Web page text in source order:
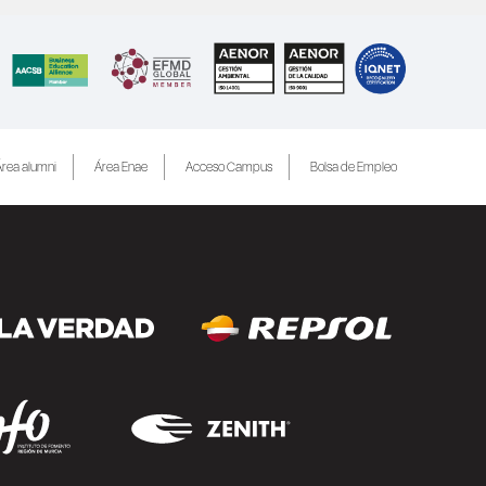
alumni Área Enae Acceso Campus Bolsa de Empleo